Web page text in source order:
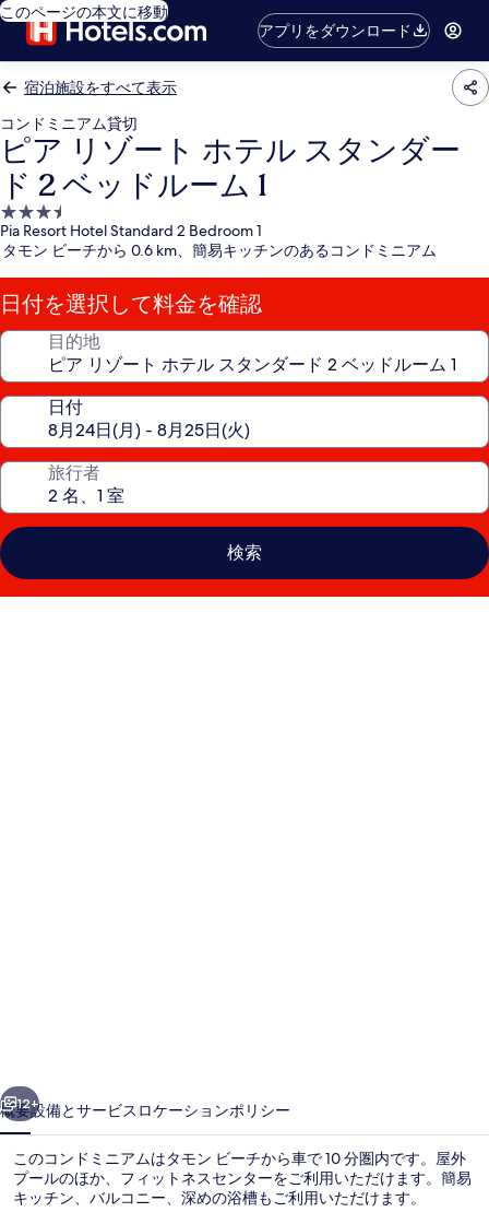
このページの本文に移動
アプリをダウンロード
宿泊施設をすべて表示
コンドミニアム貸切
ピア リゾート ホテル スタンダー
ド 2 ベッドルーム 1
3.5
つ
星
宿
泊
施
Pia Resort Hotel Standard 2 Bedroom 1
タモン ビーチから 0.6 km、簡易キッチンのあるコンドミニアム
日付を選択して料金を確認
目的地
日付
旅行者
検索
テ
ル
ス
タ
12+
概要設備とサービス ロケーションポリシー
このコンドミニアムはタモン ビーチから車で 10 分圏内です。屋外
プールのほか、フィットネスセンターをご利用いただけます。簡易
キッチン、バルコニー、深めの浴槽もご利用いただけます。